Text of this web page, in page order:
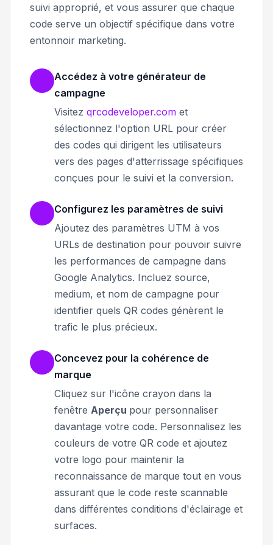
suivi approprié, et vous assurer que chaque
code serve un objectif spécifique dans votre
entonnoir marketing.
Accédez à votre générateur de
campagne
Visitez qrcodeveloper.com et
sélectionnez l'option URL pour créer
des codes qui dirigent les utilisateurs
vers des pages d'atterrissage spécifiques
conçues pour le suivi et la conversion.
Configurez les paramètres de suivi
Ajoutez des paramètres UTM à vos
URLs de destination pour pouvoir suivre
les performances de campagne dans
Google Analytics. Incluez source,
medium, et nom de campagne pour
identifier quels QR codes génèrent le
trafic le plus précieux.
Concevez pour la cohérence de
marque
Cliquez sur l'icône crayon dans la
fenêtre Aperçu pour personnaliser
davantage votre code. Personnalisez les
couleurs de votre QR code et ajoutez
votre logo pour maintenir la
reconnaissance de marque tout en vous
assurant que le code reste scannable
dans différentes conditions d'éclairage et
surfaces.